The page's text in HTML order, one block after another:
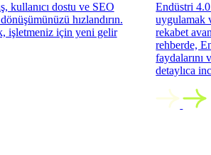
kullanıcı dostu ve SEO
hızlandırın.
işletmeniz için yeni gelir
Endüstri
uygulamak
rekabet
rehberde,
faydalarını
detaylıca